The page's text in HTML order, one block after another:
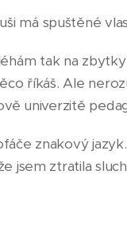
má spuštěné
tak na
říkáš. Ale
univerzitě
znakový
jsem ztratila